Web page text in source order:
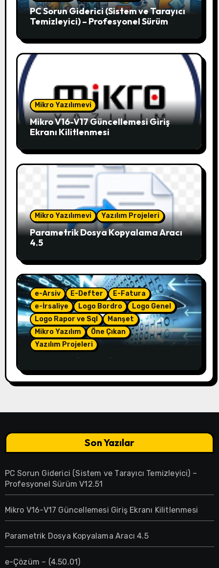
PC Sorun Giderici (Sistem ve Tarayıcı
Temizleyici) – Profesyonel Sürüm
Mikro Yazılımevi
Mikro V16-V17 Güncellemesi Giriş
Ekranı Kilitlenmesi
Mikro Yazılımevi Yazılım Projeleri
Parametrik Dosya Kopyalama Aracı
4.5
e-Arsiv E-Defter
E-Fatura
e-İrsaliye
Logo Bordro
Logo Genel
Logo Rapor ve Sql
Manşet
Mikro Yazılım
Öne Çıkan
Yazılım Projeleri
e-Çözüm – (4.50.01)
Son Yazılar
PC Sorun Giderici (Sistem ve Tarayıcı Temizleyici) –
Profesyonel Sürüm V12.51
Mikro V16-V17 Güncellemesi Giriş Ekranı Kilitlenmesi
Parametrik Dosya Kopyalama Aracı 4.5
e-Çözüm – (4.50.01)